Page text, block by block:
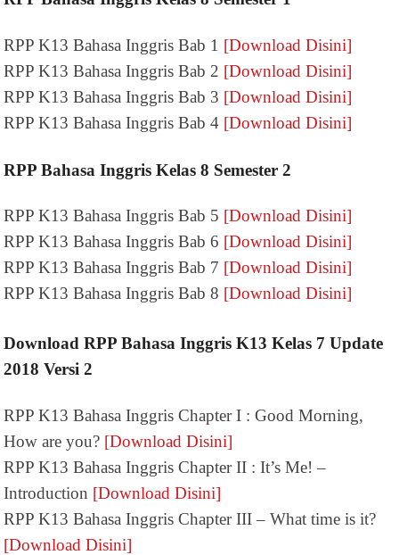
RPP K13 Bahasa Inggris Bab 1 [Download Disini]
RPP K13 Bahasa Inggris Bab 2 [Download Disini]
RPP K13 Bahasa Inggris Bab 3 [Download Disini]
RPP K13 Bahasa Inggris Bab 4 [Download Disini]
RPP Bahasa Inggris Kelas 8 Semester 2
RPP K13 Bahasa Inggris Bab 5 [Download Disini]
RPP K13 Bahasa Inggris Bab 6 [Download Disini]
RPP K13 Bahasa Inggris Bab 7 [Download Disini]
RPP K13 Bahasa Inggris Bab 8 [Download Disini]
Download RPP Bahasa Inggris K13 Kelas 7 Update
2018 Versi 2
RPP K13 Bahasa Inggris Chapter I : Good Morning,
How are you? [Download Disini]
RPP K13 Bahasa Inggris Chapter II : It’s Me! –
Introduction [Download Disini]
RPP K13 Bahasa Inggris Chapter III – What time is it?
[Download Disini]